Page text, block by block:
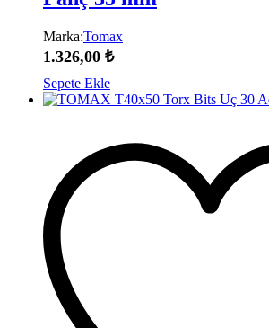
Marka:Tomax
1.326,00 ₺
Sepete Ekle